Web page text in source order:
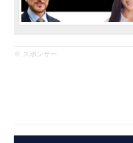
※ スポンサー